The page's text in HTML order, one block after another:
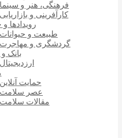
فرهنگی، هنر و سینما
کارآفرینی و بازاریابی
رویدادها
طبیعت و حیوانات
گردشگری و مهاجرت
بانک
ارزدیجیتال
حمایت آنلاین
عصر سلامت
مقالات سلامت